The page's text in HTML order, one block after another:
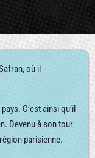
où il
C’est ainsi qu’il
Devenu à son tour
parisienne.